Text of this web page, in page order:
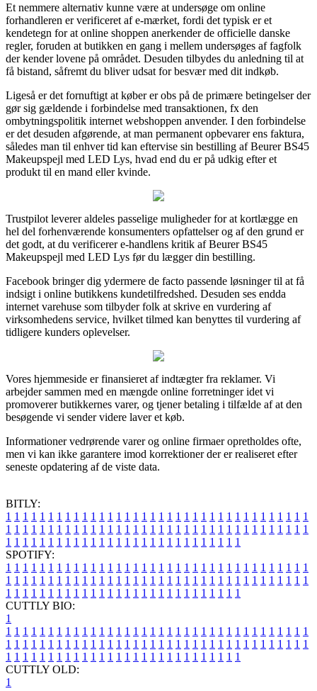
Et nemmere alternativ kunne være at undersøge om online
forhandleren er verificeret af e-mærket, fordi det typisk er et
kendetegn for at online shoppen anerkender de officielle danske
regler, foruden at butikken en gang i mellem undersøges af fagfolk
der kender lovene på området. Desuden tilbydes du anledning til at
få bistand, såfremt du bliver udsat for besvær med dit indkøb.
Ligeså er det fornuftigt at køber er obs på de primære betingelser der
gør sig gældende i forbindelse med transaktionen, fx den
ombytningspolitik internet webshoppen anvender. I den forbindelse
er det desuden afgørende, at man permanent opbevarer ens faktura,
således man til enhver tid kan eftervise sin bestilling af Beurer BS45
Makeupspejl med LED Lys, hvad end du er på udkig efter et
produkt til en mand eller kvinde.
Trustpilot leverer aldeles passelige muligheder for at kortlægge en
hel del forhenværende konsumenters opfattelser og af den grund er
det godt, at du verificerer e-handlens kritik af Beurer BS45
Makeupspejl med LED Lys før du lægger din bestilling.
Facebook bringer dig ydermere de facto passende løsninger til at få
indsigt i online butikkens kundetilfredshed. Desuden ses endda
internet varehuse som tilbyder folk at skrive en vurdering af
virksomhedens service, hvilket tilmed kan benyttes til vurdering af
tidligere kunders oplevelser.
Vores hjemmeside er finansieret af indtægter fra reklamer. Vi
arbejder sammen med en mængde online forretninger idet vi
promoverer butikkernes varer, og tjener betaling i tilfælde af at den
besøgende vi sender videre laver et køb.
Informationer vedrørende varer og online firmaer opretholdes ofte,
men vi kan ikke garantere imod korrektioner der er realiseret efter
seneste opdatering af de viste data.
BITLY:
1 1 1 1 1 1 1 1 1 1 1 1 1 1 1 1 1 1 1 1 1 1 1 1 1 1 1 1 1 1 1 1 1 1 1 1
1 1 1 1 1 1 1 1 1 1 1 1 1 1 1 1 1 1 1 1 1 1 1 1 1 1 1 1 1 1 1 1 1 1 1 1
1 1 1 1 1 1 1 1 1 1 1 1 1 1 1 1 1 1 1 1 1 1 1 1 1 1 1 1
SPOTIFY:
1 1 1 1 1 1 1 1 1 1 1 1 1 1 1 1 1 1 1 1 1 1 1 1 1 1 1 1 1 1 1 1 1 1 1 1
1 1 1 1 1 1 1 1 1 1 1 1 1 1 1 1 1 1 1 1 1 1 1 1 1 1 1 1 1 1 1 1 1 1 1 1
1 1 1 1 1 1 1 1 1 1 1 1 1 1 1 1 1 1 1 1 1 1 1 1 1 1 1 1
CUTTLY BIO:
1
1 1 1 1 1 1 1 1 1 1 1 1 1 1 1 1 1 1 1 1 1 1 1 1 1 1 1 1 1 1 1 1 1 1 1 1
1 1 1 1 1 1 1 1 1 1 1 1 1 1 1 1 1 1 1 1 1 1 1 1 1 1 1 1 1 1 1 1 1 1 1 1
1 1 1 1 1 1 1 1 1 1 1 1 1 1 1 1 1 1 1 1 1 1 1 1 1 1 1 1
CUTTLY OLD:
1